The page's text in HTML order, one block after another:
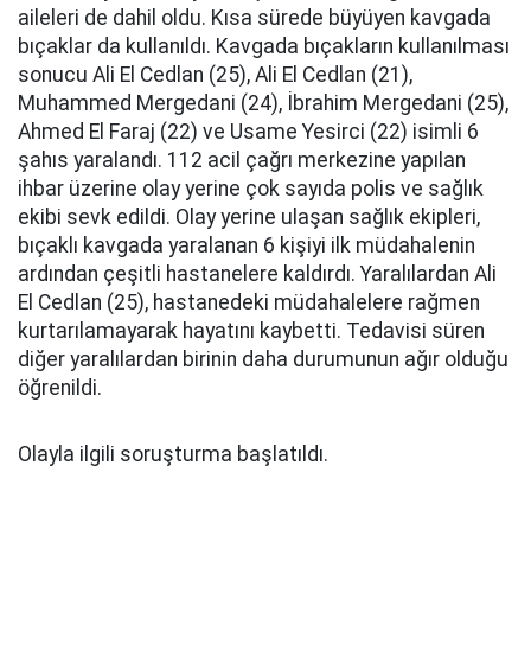
aileleri de dahil oldu. Kısa sürede büyüyen kavgada
bıçaklar da kullanıldı. Kavgada bıçakların kullanılması
sonucu Ali El Cedlan (25), Ali El Cedlan (21),
Muhammed Mergedani (24), İbrahim Mergedani (25),
Ahmed El Faraj (22) ve Usame Yesirci (22) isimli 6
şahıs yaralandı. 112 acil çağrı merkezine yapılan
ihbar üzerine olay yerine çok sayıda polis ve sağlık
ekibi sevk edildi. Olay yerine ulaşan sağlık ekipleri,
bıçaklı kavgada yaralanan 6 kişiyi ilk müdahalenin
ardından çeşitli hastanelere kaldırdı. Yaralılardan Ali
El Cedlan (25), hastanedeki müdahalelere rağmen
kurtarılamayarak hayatını kaybetti. Tedavisi süren
diğer yaralılardan birinin daha durumunun ağır olduğu
öğrenildi.
Olayla ilgili soruşturma başlatıldı.